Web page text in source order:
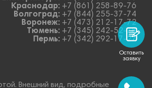
Краснодар: +7 (861) 258-89-76
Волгоград: +7 (844) 255-37-74
Воронеж: +7 (473) 212-17-72
Тюмень: +7 (345) 242-52-78
Пермь: +7 (342) 292-17-27
Внешний вид, подробные
Оставить
заявку